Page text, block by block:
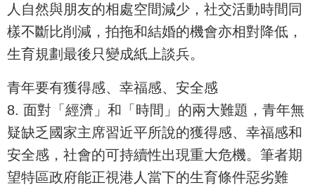
人自然與朋友的相處空間減少，社交活動時間同
樣不斷比削減，拍拖和結婚的機會亦相對降低，
生育規劃最後只變成紙上談兵。
青年要有獲得感、幸福感、安全感
8. 面對「經濟」和「時間」的兩大難題，青年無
疑缺乏國家主席習近平所說的獲得感、幸福感和
安全感，社會的可持續性出現重大危機。筆者期
望特區政府能正視港人當下的生育條件惡劣難